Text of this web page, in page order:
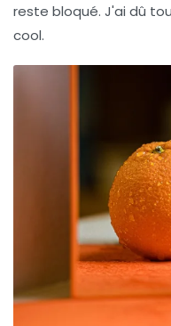
reste bloqué. J'ai dû
cool.